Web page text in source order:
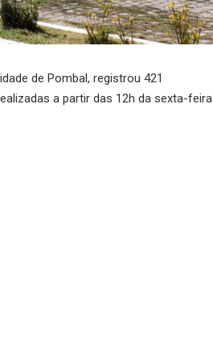
de Pombal, registrou 421
a partir das 12h da sexta-feira